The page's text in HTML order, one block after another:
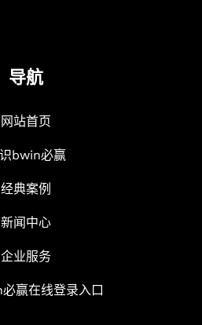
导航
网站首页
bwin必赢
经典案例
新闻中心
企业服务
赢在线登录入口